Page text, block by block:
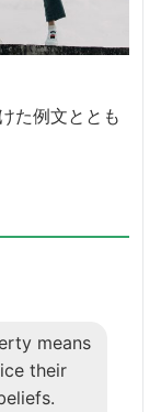
た例文ととも
means
their